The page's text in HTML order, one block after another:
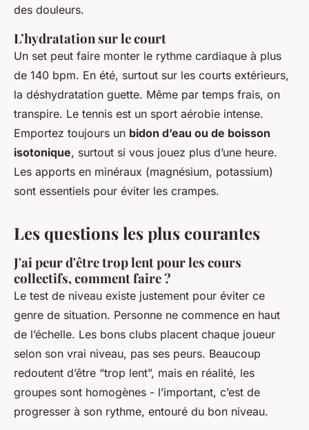
des douleurs.
L’hydratation sur le court
Un set peut faire monter le rythme cardiaque à plus
de 140 bpm. En été, surtout sur les courts extérieurs,
la déshydratation guette. Même par temps frais, on
transpire. Le tennis est un sport aérobie intense.
Emportez toujours un bidon d’eau ou de boisson
isotonique, surtout si vous jouez plus d’une heure.
Les apports en minéraux (magnésium, potassium)
sont essentiels pour éviter les crampes.
Les questions les plus courantes
J'ai peur d'être trop lent pour les cours
collectifs, comment faire ?
Le test de niveau existe justement pour éviter ce
genre de situation. Personne ne commence en haut
de l’échelle. Les bons clubs placent chaque joueur
selon son vrai niveau, pas ses peurs. Beaucoup
redoutent d’être “trop lent”, mais en réalité, les
groupes sont homogènes - l’important, c’est de
progresser à son rythme, entouré du bon niveau.